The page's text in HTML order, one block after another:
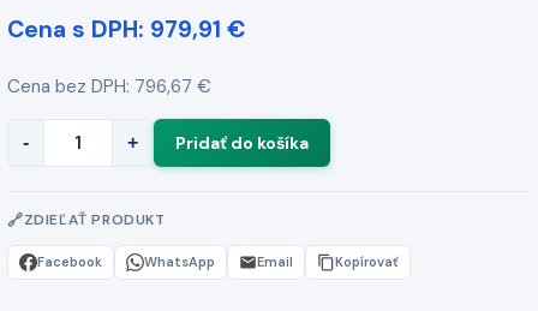
Cena s DPH: 979,91 €
Cena bez DPH: 796,67 €
- +
ZDIEĽAŤ PRODUKT
Facebook WhatsApp Email Kopírovať